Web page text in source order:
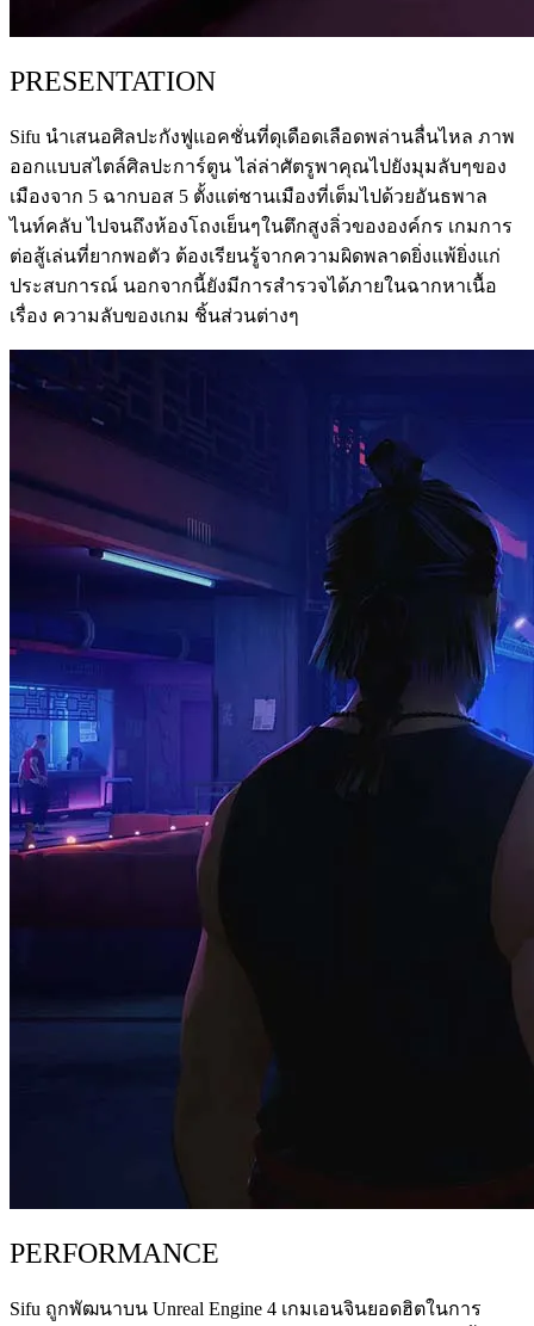
PRESENTATION
Sifu นำเสนอศิลปะกังฟูแอคชั่นที่ดุเดือดเลือดพล่านลื่นไหล ภาพ
ออกแบบสไตล์ศิลปะการ์ตูน ไล่ล่าศัตรูพาคุณไปยังมุมลับๆของ
เมืองจาก 5 ฉากบอส 5 ตั้งแต่ชานเมืองที่เต็มไปด้วยอันธพาล
ไนท์คลับ ไปจนถึงห้องโถงเย็นๆในตึกสูงลิ่วขององค์กร เกมการ
ต่อสู้เล่นที่ยากพอตัว ต้องเรียนรู้จากความผิดพลาดยิ่งแพ้ยิ่งแก่
ประสบการณ์ นอกจากนี้ยังมีการสำรวจได้ภายในฉากหาเนื้อ
เรื่อง ความลับของเกม ชิ้นส่วนต่างๆ
PERFORMANCE
Sifu ถูกพัฒนาบน Unreal Engine 4 เกมเอนจินยอดฮิตในการ